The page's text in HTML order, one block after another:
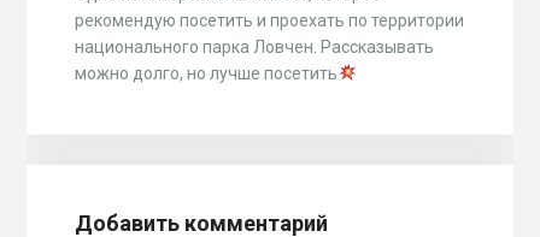
рекомендую посетить и проехать по территории
национального парка Ловчен. Рассказывать
можно долго, но лучше посетить
Добавить комментарий